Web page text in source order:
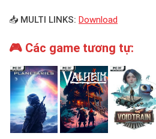
📥 MULTI LINKS: Download
🎮 Các game tương tự: